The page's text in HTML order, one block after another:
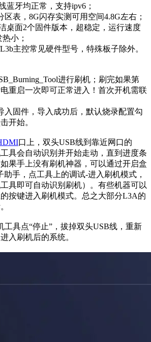
蓝牙均正常，支持ipv6；
区表，8G闪存实测可用空间4.8G左右；
桌面2个固件版本，超稳定，运行速度
小；
主控常见硬件型号，特殊板子除外。
进行刷机；刷完如果第
重启一次即可正常进入！首次开机需联
入固件，导入成功后，默认烧录配置勾
开始。
口上，双头USB线到靠近网口的
具会自动识别并开始走动，直到进度条
果手上没有刷机神器，可以通过开启盒
助手，点工具上的调试-进入刷机模式，
具即可自动识别刷机）。有些机器可以
按键进入刷机模式。总之大部分L3A的
工具点“停止”，拔掉双头USB线，重新
入刷机后的系统。